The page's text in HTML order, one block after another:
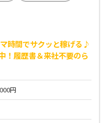
時間でサクッと稼げる♪
！履歴書＆来社不要のら
円